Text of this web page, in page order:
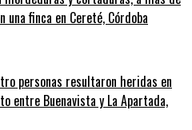
una finca en Cereté, Córdoba
personas resultaron heridas en
entre Buenavista y La Apartada,